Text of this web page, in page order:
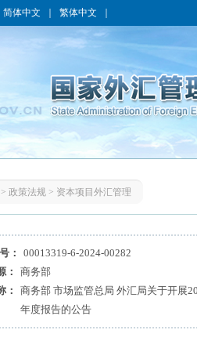
简体中文 繁体中文
政策法规> 资本项目外汇管理
：
00013319-6-2024-00282
商务部
商务部 市场监管总局 外汇局关于开展
年度报告的公告